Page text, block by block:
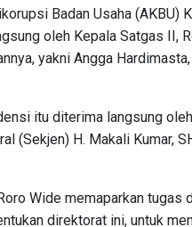
Badan Usaha (AKBU)
oleh Kepala Satgas II,
yakni Angga
itu diterima langsung
(Sekjen) H. Makali Kumar,
Wide memaparkan tugas
direktorat ini, untuk